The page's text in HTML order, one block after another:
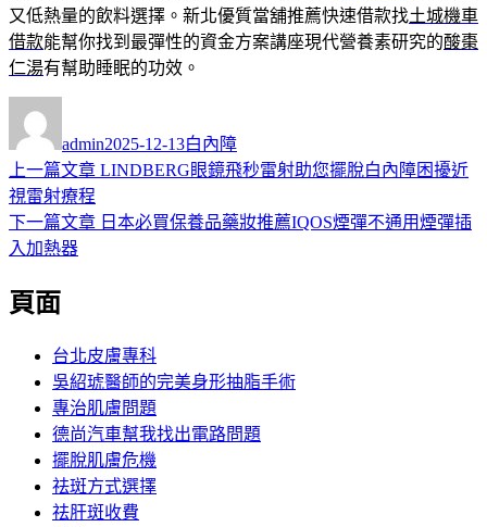
又低熱量的飲料選擇。新北優質當舖推薦快速借款找土城機車
借款能幫你找到最彈性的資金方案講座現代營養素研究的酸棗
仁湯有幫助睡眠的功效。
者
admin佈
日
2025-12-13類
白內障
文
章
導
覽
上一篇文章 上
篇
LINDBERG眼鏡飛秒雷射助您擺脫白內障困擾近
視雷射療程
下一篇文章 下
日本必買保養品藥妝推薦IQOS煙彈不通用煙彈插
入加熱器
頁面
台北皮膚專科
吳紹琥醫師的完美身形抽脂手術
專治肌膚問題
德尚汽車幫我找出電路問題
擺脫肌膚危機
祛斑方式選擇
祛肝斑收費